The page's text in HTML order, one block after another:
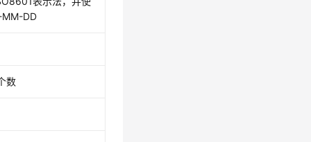
MM-DD
数